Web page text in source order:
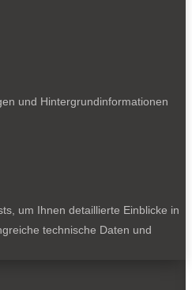
und Hintergrundinformationen
um Ihnen detaillierte Einblicke in
technische Daten und